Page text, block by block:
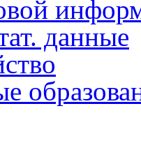
данные